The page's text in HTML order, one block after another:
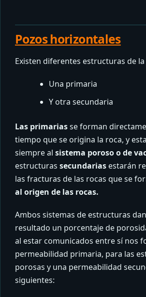
Pozos horizontales
Existen diferentes estructuras de la
Una primaria
Y otra secundaria
Las primariasse forman
tiempo que se origina la roca, y
siempre al sistema poroso o de
estructuras secundarias estarán
las fracturas de las rocas que se
al origen de las rocas.
Ambos sistemas de estructuras
resultado un porcentaje de
al estar comunicados entre sí nos
permeabilidad primaria, para las
porosas y una permeabilidad
siguientes: